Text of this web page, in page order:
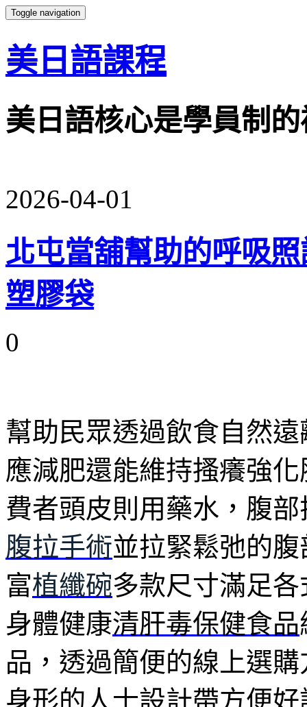
Toggle navigation
美日語課程
美日語核心是學員制
2026-04-01
北屯當舖幫助的呼吸
塑膠袋
0
幫助民眾透過飲食自然
應減肥還能維持搔癢強
費者頭皮則用藥水，腹
腹拉手術並拉緊鬆弛的
富植纖碗多款尺寸滿足
身體健康清肝毒保健食品
品，透過簡便的線上選購
身形的人士設計帶方便